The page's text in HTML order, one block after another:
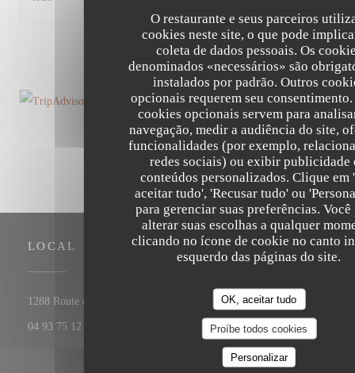
O restaurante e seus parceiros
cookies neste site, o que pode
coleta de dados pessoais. Os
denominados «necessários» são
instalados por padrão. Outros
opcionais requerem seu consentimento.
cookies opcionais servem para
navegação, medir a audiência do site,
funcionalidades (por exemplo,
redes sociais) ou exibir publicidade
conteúdos personalizados. Clique em
aceitar tudo', 'Recusar tudo' ou
para gerenciar suas preferências. Você
alterar suas escolhas a qualquer
clicando no ícone de cookie no canto
esquerdo das páginas do site.
OK, aceitar tudo
Proíbe todos cookies
Personalizar
1 2 3
LOCAL
1288 Route de Cannes 06560 Valbonne ((abre numa nova janela))
04 93 75 12 56